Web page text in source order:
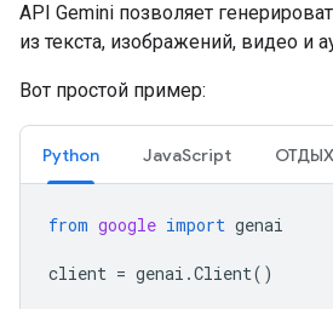
API Gemini позволяет
из текста, изображений, видео и
Вот простой пример:
Python JavaScript ОТДЫХ
from google import genai
client = genai .Client()